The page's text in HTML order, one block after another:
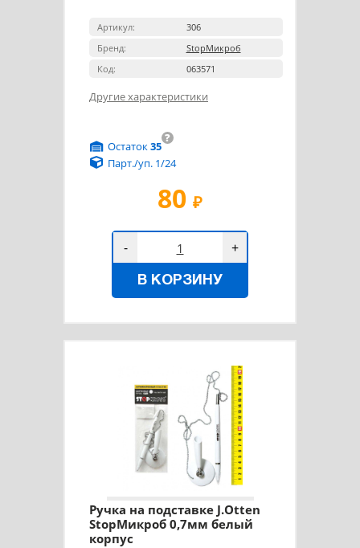
Артикул:
306
Бренд:
StopМикроб
Код:
063571
Другие характеристики
80 ₽
?
Остаток35
Парт./уп. 1/24
- +
В КОРЗИНУ
Ручка на подставке J.Otten
StopМикроб 0,7мм белый
корпус